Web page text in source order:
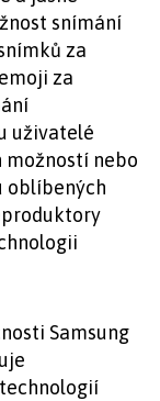
snímání
za
za
uživatelé
možností nebo
oblíbených
Samsung